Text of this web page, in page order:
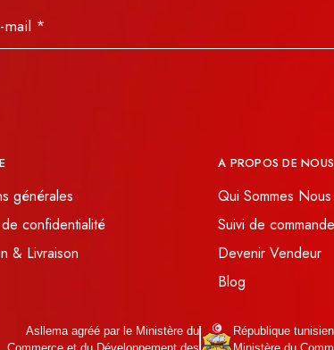
générales
confidentialité
& Livraison
A PROPOS DE NOUS
Qui Sommes Nous
Suivi de commande
Devenir Vendeur
Blog
Asllema agréé par le Ministère du
République